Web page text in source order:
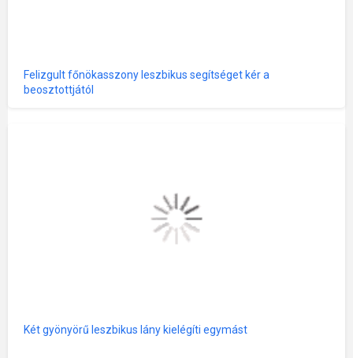
Felizgult főnökasszony leszbikus segítséget kér a
beosztottjától
Két gyönyörű leszbikus lány kielégíti egymást